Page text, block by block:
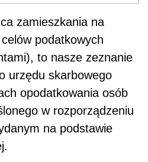
zamieszkania na
podatkowych
to nasze zeznanie
urzędu skarbowego
opodatkowania osób
w rozporządzeniu
na podstawie